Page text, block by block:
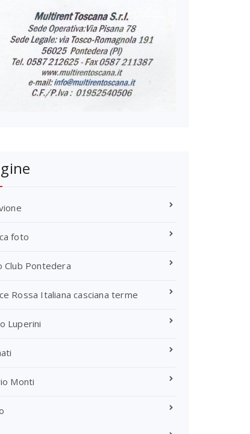
foto
Club Pontedera
Rossa Italiana casciana terme
Luperini
Monti